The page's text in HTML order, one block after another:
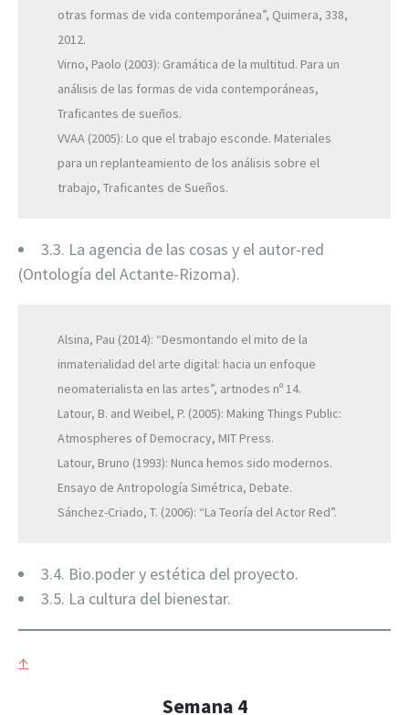
otras formas de vida contemporánea”, Quimera, 338,
2012.
Virno, Paolo (2003): Gramática de la multitud. Para un
análisis de las formas de vida contemporáneas,
Traficantes de sueños.
VVAA (2005): Lo que el trabajo esconde. Materiales
para un replanteamiento de los análisis sobre el
trabajo, Traficantes de Sueños.
3.3. La agencia de las cosas y el autor-red
(Ontología del Actante-Rizoma).
Alsina, Pau (2014): “Desmontando el mito de la
inmaterialidad del arte digital: hacia un enfoque
neomaterialista en las artes”, artnodes nº 14.
Latour, B. and Weibel, P. (2005): Making Things Public:
Atmospheres of Democracy, MIT Press.
Latour, Bruno (1993): Nunca hemos sido modernos.
Ensayo de Antropología Simétrica, Debate.
Sánchez-Criado, T. (2006): “La Teoría del Actor Red”.
3.4. Bio.poder y estética del proyecto.
3.5. La cultura del bienestar.
↑
Semana 4